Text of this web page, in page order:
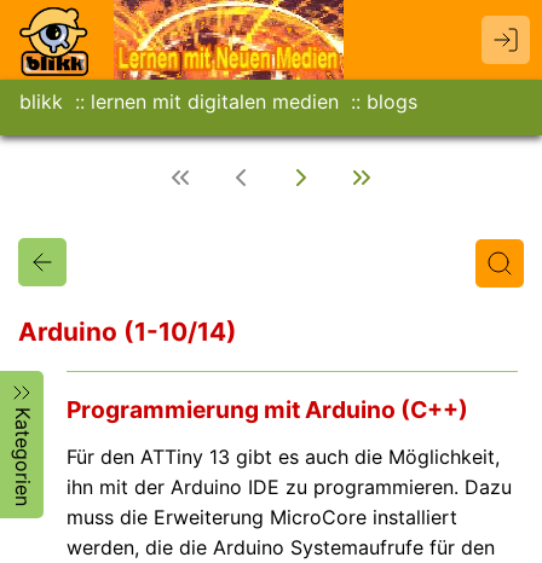
blikk lernen mit digitalen medien blogs
Arduino (1-10/14)
Kategorien Programmierung mit Arduino (C++)
Für den ATTiny 13 gibt es auch die Möglichkeit,
ihn mit der Arduino IDE zu programmieren. Dazu
muss die Erweiterung MicroCore installiert
werden, die die Arduino Systemaufrufe für den